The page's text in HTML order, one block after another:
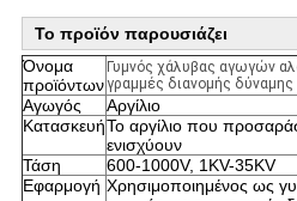
Το προϊόν παρουσιάζει
Όνομα
προϊόντων
Γυμνός χάλυβας αγωγών
γραμμές διανομής δύναμης
Αγωγός
Αργίλιο
ΚατασκευήΤο αργίλιο που
ενισχύουν
Τάση
600-1000V, 1KV-35KV
Εφαρμογή Χρησιμοποιημένος ως